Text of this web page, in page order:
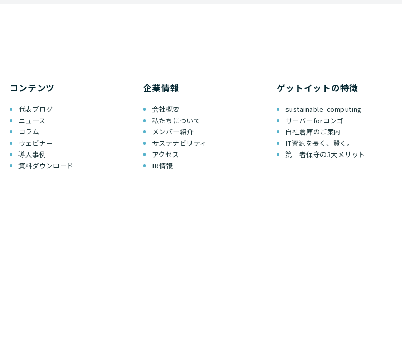
コンテンツ
代表ブログ
ニュース
コラム
ウェビナー
導入事例
資料ダウンロード
企業情報
会社概要
私たちについて
メンバー紹介
サステナビリティ
アクセス
IR情報
ゲットイットの特徴
sustainable-computing
サーバーforコンゴ
自社倉庫のご案内
IT資源を長く、賢く。
第三者保守の3大メリット